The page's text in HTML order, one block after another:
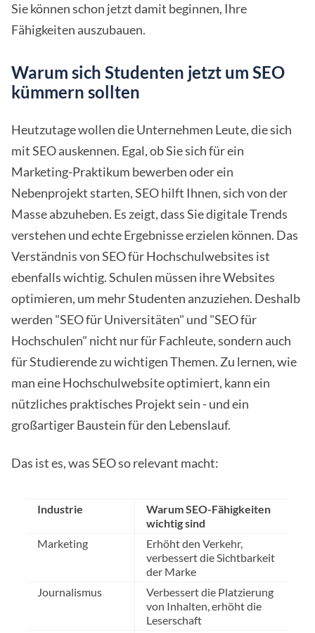
Sie können schon jetzt damit beginnen, Ihre
Fähigkeiten auszubauen.
Warum sich Studenten jetzt um SEO
kümmern sollten
Heutzutage wollen die Unternehmen Leute, die sich
mit SEO auskennen. Egal, ob Sie sich für ein
Marketing-Praktikum bewerben oder ein
Nebenprojekt starten, SEO hilft Ihnen, sich von der
Masse abzuheben. Es zeigt, dass Sie digitale Trends
verstehen und echte Ergebnisse erzielen können. Das
Verständnis von SEO für Hochschulwebsites ist
ebenfalls wichtig. Schulen müssen ihre Websites
optimieren, um mehr Studenten anzuziehen. Deshalb
werden "SEO für Universitäten" und "SEO für
Hochschulen" nicht nur für Fachleute, sondern auch
für Studierende zu wichtigen Themen. Zu lernen, wie
man eine Hochschulwebsite optimiert, kann ein
nützliches praktisches Projekt sein - und ein
großartiger Baustein für den Lebenslauf.
Das ist es, was SEO so relevant macht:
Industrie
Warum SEO-Fähigkeiten
wichtig sind
Marketing
Erhöht den Verkehr,
verbessert die Sichtbarkeit
der Marke
Journalismus
Verbessert die Platzierung
von Inhalten, erhöht die
Leserschaft